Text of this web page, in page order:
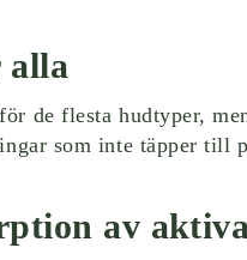
alla
de flesta hudtyper,
som inte täpper till
av